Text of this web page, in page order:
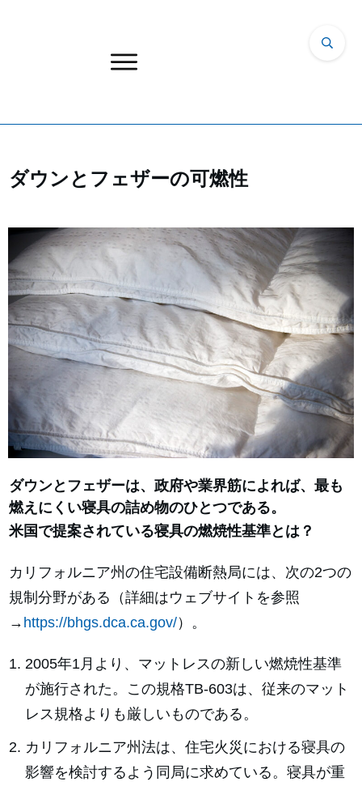
ダウンとフェザーの可燃性
ダウンとフェザーは、政府や業界筋によれば、最も
燃えにくい寝具の詰め物のひとつである。
米国で提案されている寝具の燃焼性基準とは？
カリフォルニア州の住宅設備断熱局には、次の2つの
規制分野がある（詳細はウェブサイトを参照
→ https://bhgs.dca.ca.gov/）。
2005年1月より、マットレスの新しい燃焼性基準
が施行された。この規格TB-603は、従来のマット
レス規格よりも厳しいものである。
カリフォルニア州法は、住宅火災における寝具の
影響を検討するよう同局に求めている。寝具が重